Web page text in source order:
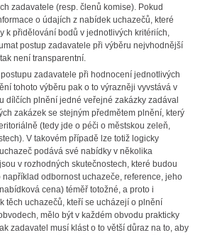
zadavatele (resp. členů komise). Pokud
o údajích z nabídek uchazečů, které
k přidělování bodů v jednotlivých kritériích,
postup zadavatele při výběru nejvhodnější
není transparentní.
zadavatele při hodnocení jednotlivých
tohoto výběru pak o to výrazněji vyvstává v
dílčích plnění jedné veřejné zakázky zadával
zakázek se stejným předmětem plnění, který
(tedy jde o péči o městskou zeleň,
V takovém případě lze totiž logicky
podává své nabídky v několika
v rozhodných skutečnostech, které budou
odbornost uchazeče, reference, jeho
cena) téměř totožné, a proto i
těch uchazečů, kteří se ucházejí o plnění
mělo být v každém obvodu prakticky
zadavatel musí klást o to větší důraz na to, aby